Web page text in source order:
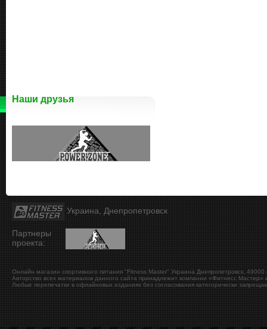
Наши друзья
Украина, Днепропетровск
Партнеры
проекта:
Онлайн магазин спортивного питания "Fitness Master" Украина Днепропетровск 49000
Авторство всех материалов данного сайта принадлежит компании «Фитнесс Мастер»
Любые перепечатки в офлайновых изданиях без согласования категорически